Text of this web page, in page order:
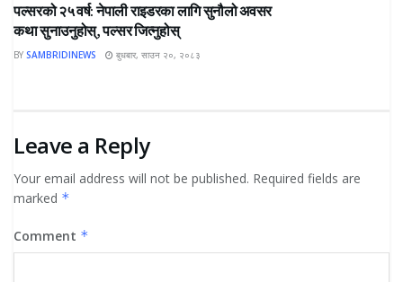
पल्सरको २५ वर्ष: नेपाली राइडरका लागि सुनौलो अवसर
कथा सुनाउनुहोस्, पल्सर जित्नुहोस्
BY SAMBRIDINEWS बुधबार, साउन २०, २०८३
Leave a Reply
Your email address will not be published. Required fields are
marked *
Comment *